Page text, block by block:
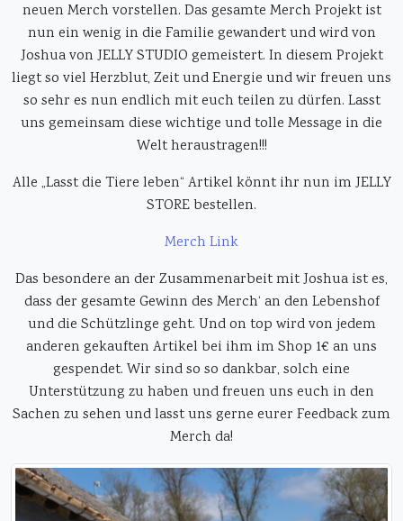
neuen Merch vorstellen. Das gesamte Merch Projekt ist
nun ein wenig in die Familie gewandert und wird von
Joshua von JELLY STUDIO gemeistert. In diesem Projekt
liegt so viel Herzblut, Zeit und Energie und wir freuen uns
so sehr es nun endlich mit euch teilen zu dürfen. Lasst
uns gemeinsam diese wichtige und tolle Message in die
Welt heraustragen!!!
Alle „Lasst die Tiere leben“ Artikel könnt ihr nun im JELLY
STORE bestellen.
Merch Link
Das besondere an der Zusammenarbeit mit Joshua ist es,
dass der gesamte Gewinn des Merch‘ an den Lebenshof
und die Schützlinge geht. Und on top wird von jedem
anderen gekauften Artikel bei ihm im Shop 1€ an uns
gespendet. Wir sind so so dankbar, solch eine
Unterstützung zu haben und freuen uns euch in den
Sachen zu sehen und lasst uns gerne eurer Feedback zum
Merch da!